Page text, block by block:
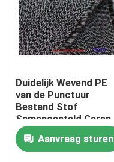
Thuis
Duidelijk Wevend PE
van de Punctuur
Bestand Stof
Samengesteld Garen
met grote
trekspanning met
Gesneden Niveau 4
Aanvraag sturen